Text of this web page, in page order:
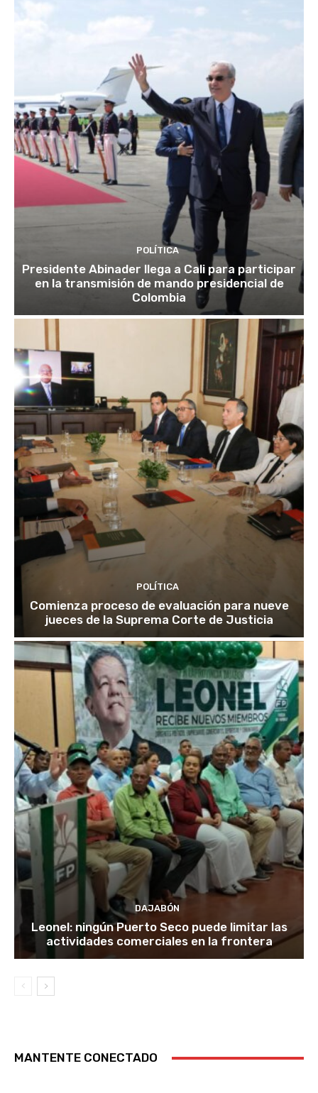
POLÍTICA
Presidente Abinader llega a Cali para participar
en la transmisión de mando presidencial de
Colombia
POLÍTICA
Comienza proceso de evaluación para nueve
jueces de la Suprema Corte de Justicia
DAJABÓN
Leonel: ningún Puerto Seco puede limitar las
actividades comerciales en la frontera
MANTENTE CONECTADO